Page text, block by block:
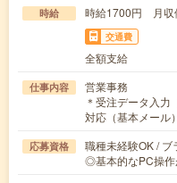
時給 時給1700円 月収
交通費
全額支給
仕事内容
営業事務
＊受注データ入力
対応（基本メール
応募資格
職種未経験OK / ブ
◎基本的なPC操作